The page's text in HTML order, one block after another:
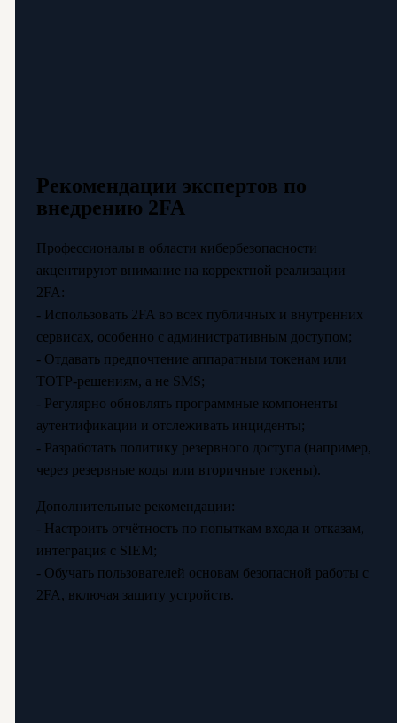
Рекомендации экспертов по
внедрению 2FA
Профессионалы в области кибербезопасности
акцентируют внимание на корректной реализации
2FA:
- Использовать 2FA во всех публичных и внутренних
сервисах, особенно с административным доступом;
- Отдавать предпочтение аппаратным токенам или
TOTP-решениям, а не SMS;
- Регулярно обновлять программные компоненты
аутентификации и отслеживать инциденты;
- Разработать политику резервного доступа (например,
через резервные коды или вторичные токены).
Дополнительные рекомендации:
- Настроить отчётность по попыткам входа и отказам,
интеграция с SIEM;
- Обучать пользователей основам безопасной работы с
2FA, включая защиту устройств.